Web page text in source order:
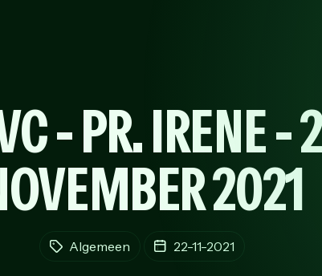
- PR. IRENE -
2021
Algemeen 22-11-2021